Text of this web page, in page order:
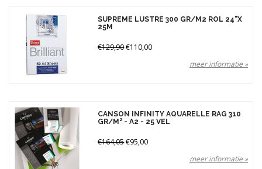
SUPREME LUSTRE 300 GR/M2 ROL 24"X
25M
€129,90€110,00
meer informatie »
CANSON INFINITY AQUARELLE RAG 310
GR/M² - A2 - 25 VEL
€164,05€95,00
meer informatie »